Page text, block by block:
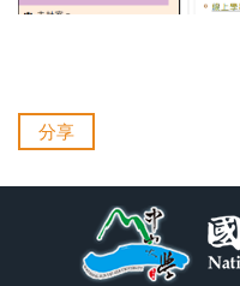
分享